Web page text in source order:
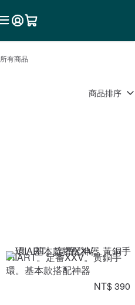
所有商品
商品排序
VIIART。定番XXV。黃銅手
環。基本款搭配神器
NT$ 390